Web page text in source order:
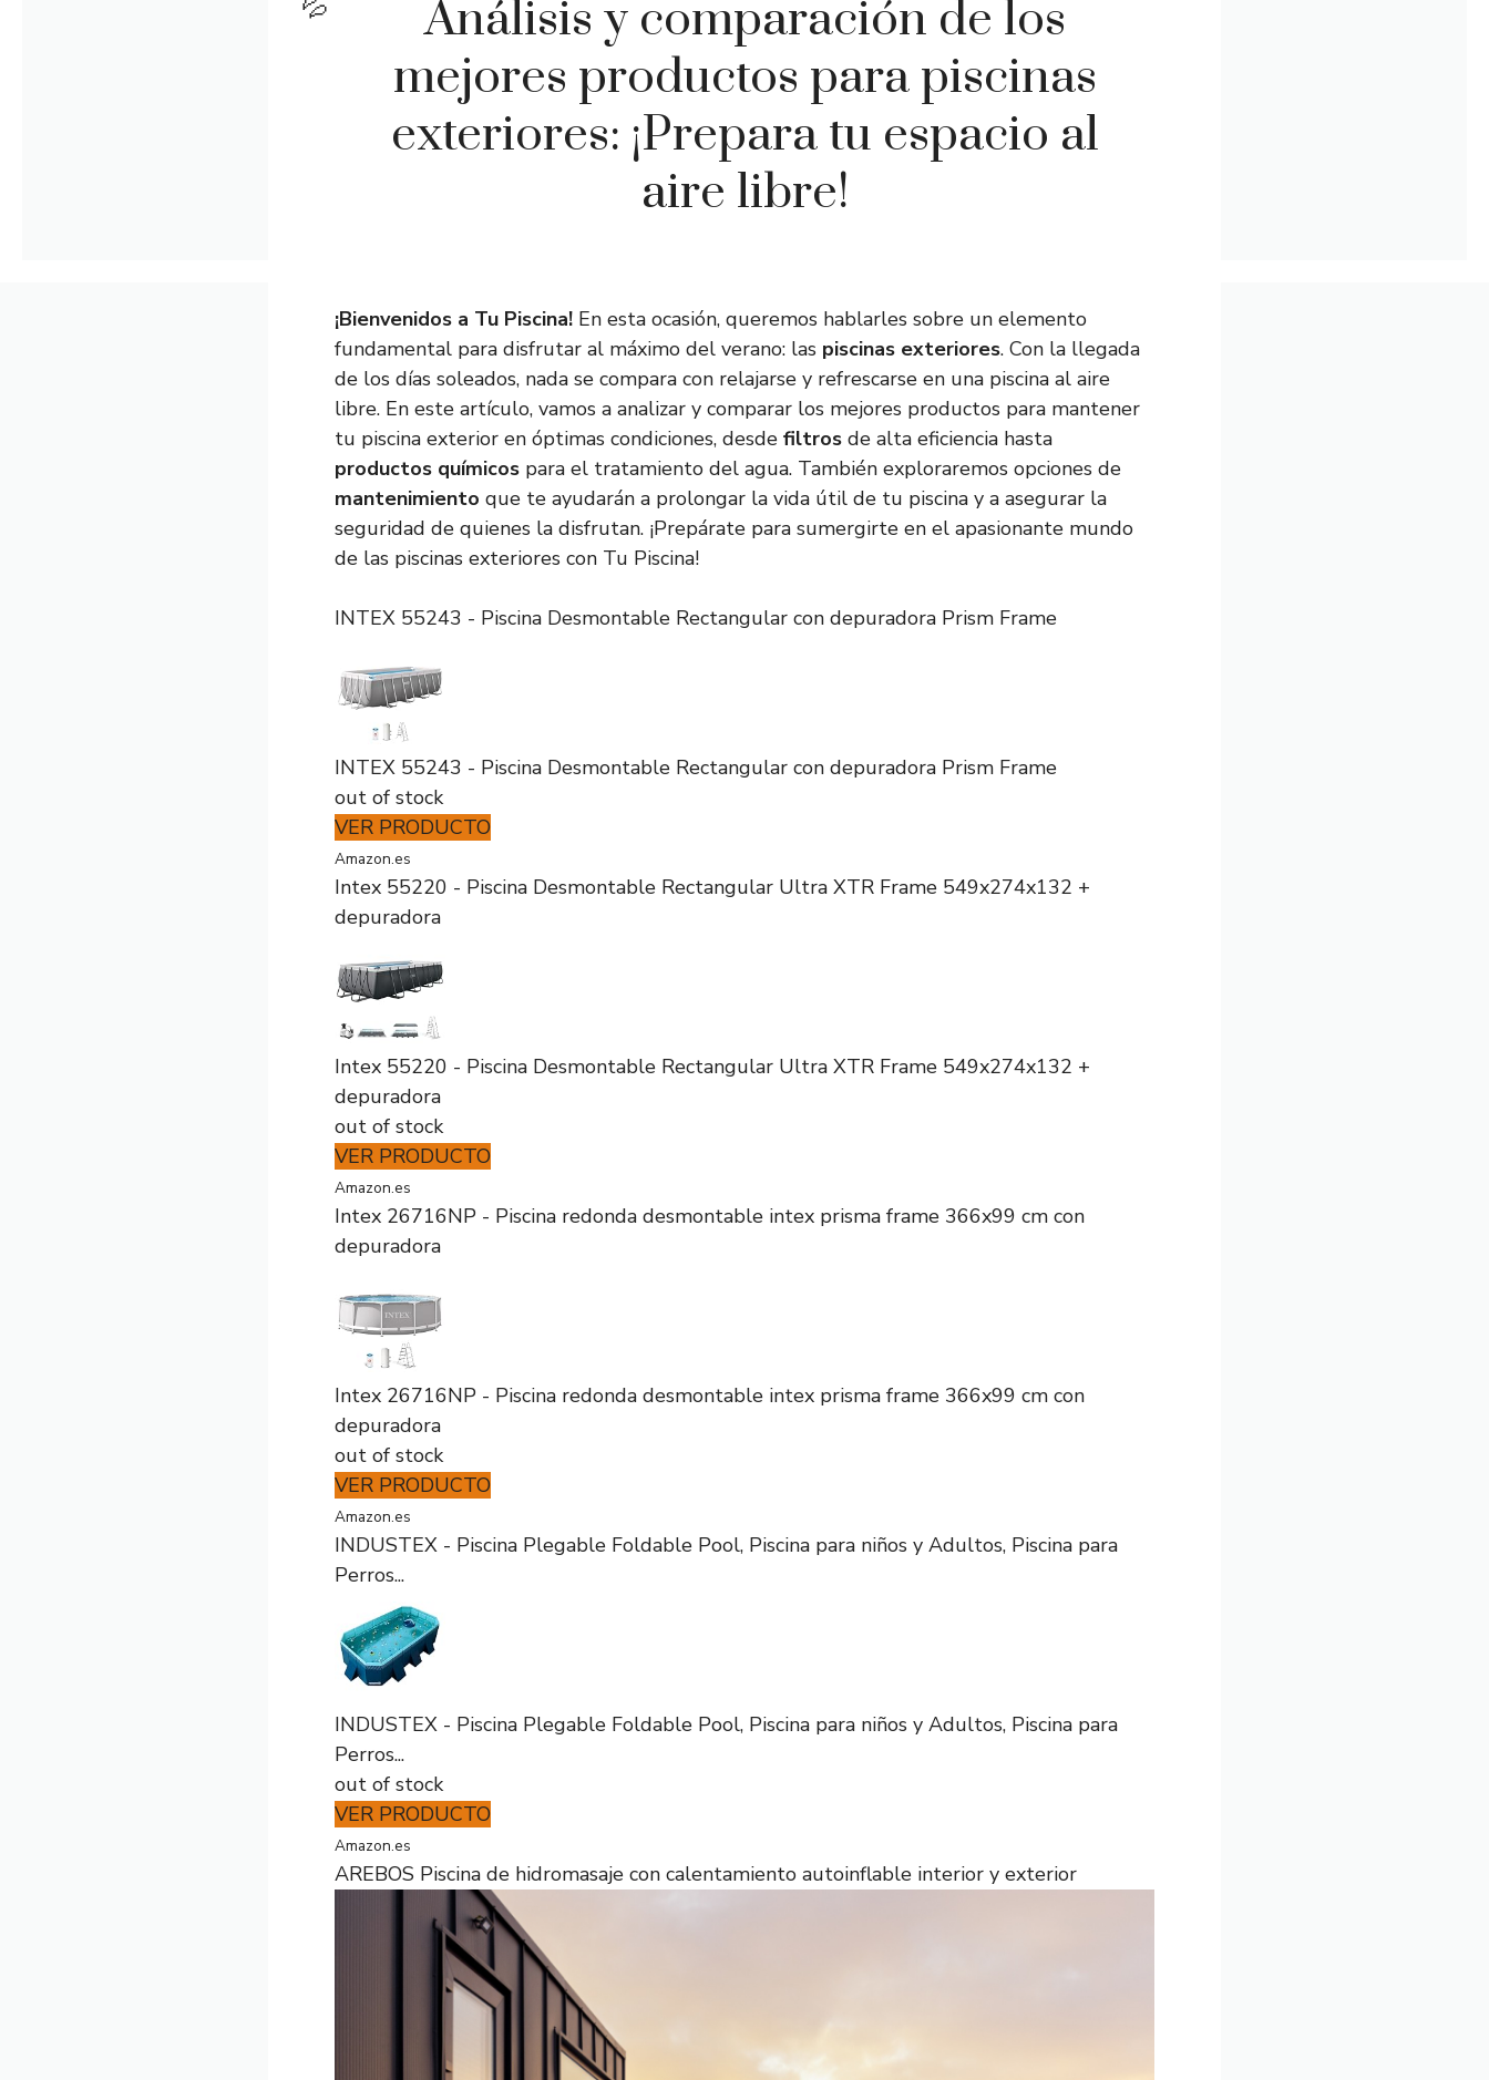
Análisis y comparación de los
mejores productos para piscinas
exteriores: ¡Prepara tu espacio al
aire libre!
¡Bienvenidos a Tu Piscina! En esta ocasión, queremos hablarles sobre un elemento
fundamental para disfrutar al máximo del verano: las piscinas exteriores. Con la llegada
de los días soleados, nada se compara con relajarse y refrescarse en una piscina al aire
libre. En este artículo, vamos a analizar y comparar los mejores productos para mantener
tu piscina exterior en óptimas condiciones, desde filtros de alta eficiencia hasta
productos químicos para el tratamiento del agua. También exploraremos opciones de
mantenimiento que te ayudarán a prolongar la vida útil de tu piscina y a asegurar la
seguridad de quienes la disfrutan. ¡Prepárate para sumergirte en el apasionante mundo
de las piscinas exteriores con Tu Piscina!
INTEX 55243 - Piscina Desmontable Rectangular con depuradora Prism Frame
INTEX 55243 - Piscina Desmontable Rectangular con depuradora Prism Frame
out of stock
VER PRODUCTO
Amazon.es
Intex 55220 - Piscina Desmontable Rectangular Ultra XTR Frame 549x274x132 +
depuradora
Intex 55220 - Piscina Desmontable Rectangular Ultra XTR Frame 549x274x132 +
depuradora
out of stock
VER PRODUCTO
Amazon.es
Intex 26716NP - Piscina redonda desmontable intex prisma frame 366x99 cm con
depuradora
Intex 26716NP - Piscina redonda desmontable intex prisma frame 366x99 cm con
depuradora
out of stock
VER PRODUCTO
Amazon.es
INDUSTEX - Piscina Plegable Foldable Pool, Piscina para niños y Adultos, Piscina para
Perros...
INDUSTEX - Piscina Plegable Foldable Pool, Piscina para niños y Adultos, Piscina para
Perros...
out of stock
VER PRODUCTO
Amazon.es
AREBOS Piscina de hidromasaje con calentamiento autoinflable interior y exterior